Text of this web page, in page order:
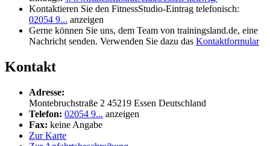
Kontaktieren Sie den FitnessStudio-Eintrag telefonisch:
02054 9... anzeigen
Gerne können Sie uns, dem Team von trainingsland.de, eine
Nachricht senden. Verwenden Sie dazu das Kontaktformular
Kontakt
Adresse:
Montebruchstraße 2 45219 Essen Deutschland
Telefon: 02054 9... anzeigen
Fax: keine Angabe
Zur Karte